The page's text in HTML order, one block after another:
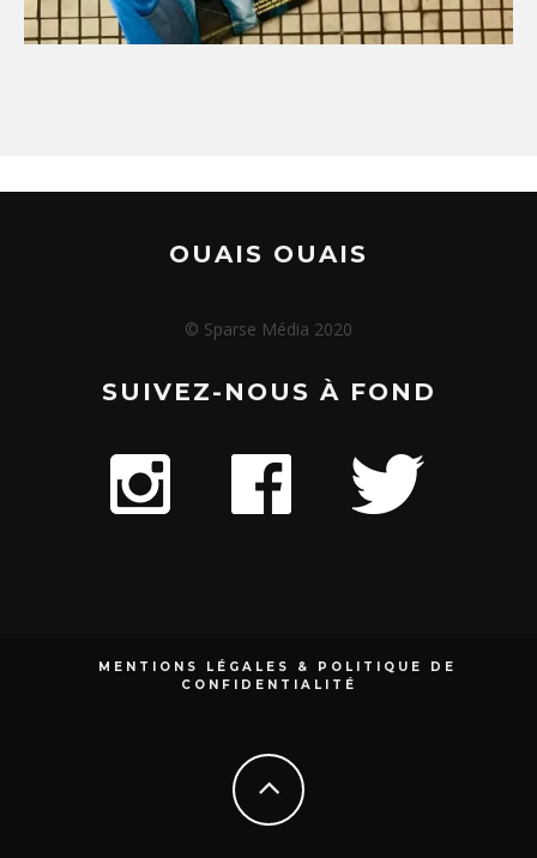
OUAIS OUAIS
© Sparse Média 2020
SUIVEZ-NOUS À FOND
MENTIONS LÉGALES & POLITIQUE DE
CONFIDENTIALITÉ